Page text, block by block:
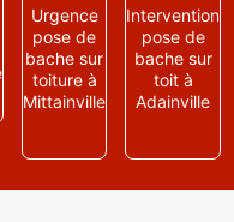
Urgence
pose de
bache sur
toiture à
Mittainville
Intervention
pose de
bache sur
toit à
Adainville